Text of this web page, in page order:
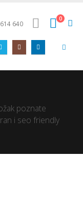
640
0
poznate
i seo friendly